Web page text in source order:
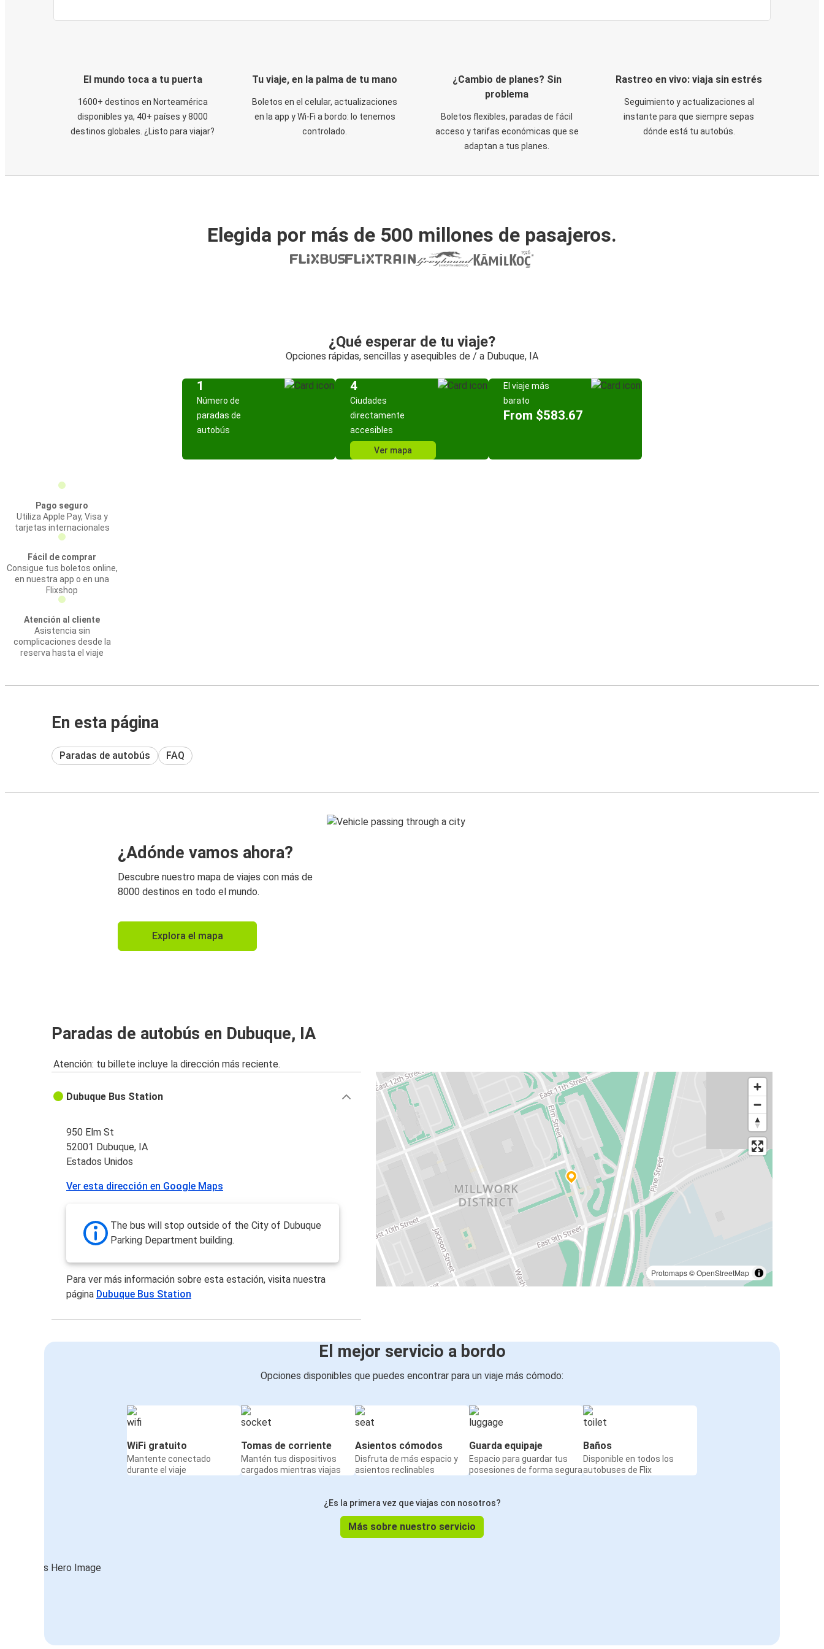
El mundo toca a tu puerta
1600+ destinos en Norteamérica
disponibles ya, 40+ países y 8000
destinos globales. ¿Listo para viajar?
Tu viaje, en la palma de tu mano
Boletos en el celular, actualizaciones
en la app y Wi-Fi a bordo: lo tenemos
controlado.
¿Cambio de planes? Sin
problema
Boletos flexibles, paradas de fácil
acceso y tarifas económicas que se
adaptan a tus planes.
Rastreo en vivo: viaja sin estrés
Seguimiento y actualizaciones al
instante para que siempre sepas
dónde está tu autobús.
Elegida por más de 500 millones de pasajeros.
¿Qué esperar de tu viaje?
Opciones rápidas, sencillas y asequibles de / a Dubuque, IA
1
Número de
paradas de
autobús
4
Ciudades
directamente
accesibles
Ver mapa
El viaje más
barato
From $583.67
Pago seguro
Utiliza Apple Pay, Visa y
tarjetas internacionales
Fácil de comprar
Consigue tus boletos online,
en nuestra app o en una
Flixshop
Atención al cliente
Asistencia sin
complicaciones desde la
reserva hasta el viaje
En esta página
Paradas de autobús FAQ
¿Adónde vamos ahora?
Descubre nuestro mapa de viajes con más de
8000 destinos en todo el mundo.
Explora el mapa
Paradas de autobús en Dubuque, IA
Atención: tu billete incluye la dirección más reciente.
Protomaps©OpenStreetMap
Dubuque Bus Station
950 Elm St
52001 Dubuque, IA
Estados Unidos
Ver esta dirección en Google Maps
The bus will stop outside of the City of Dubuque
Parking Department building.
Para ver más información sobre esta estación, visita nuestra
página Dubuque Bus Station
El mejor servicio a bordo
Opciones disponibles que puedes encontrar para un viaje más cómodo:
WiFi gratuito
Mantente conectado
durante el viaje
Tomas de corriente
Mantén tus dispositivos
cargados mientras viajas
Asientos cómodos
Disfruta de más espacio y
asientos reclinables
Guarda equipaje
Espacio para guardar tus
posesiones de forma segura
Baños
Disponible en todos los
autobuses de Flix
¿Es la primera vez que viajas con nosotros?
Más sobre nuestro servicio